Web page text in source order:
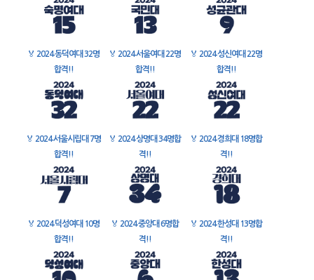
🏅 2024 동덕여대 32명
합격!!
🏅 2024 서울여대 22명
합격!!
🏅 2024 성신여대 22명
합격!!
🏅 2024 서울시립대 7명
합격!!
🏅 2024 상명대 34명합
격!!
🏅 2024 경희대 18명합
격!!
🏅 2024 덕성여대 10명
합격!!
🏅 2024 중앙대 6명합
격!!
🏅 2024 한성대 13명합
격!!